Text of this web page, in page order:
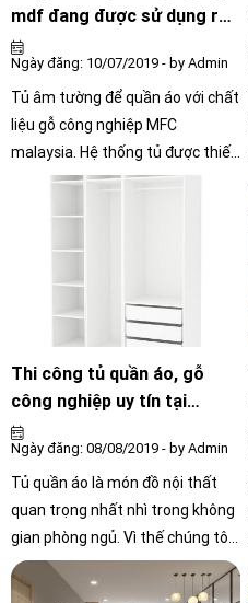
nhà mình thêm sang trọng và
bắt mắt.
mdf đang được sử dụng rất
phổ biết
Ngày đăng: 10/07/2019 - by Admin
Tủ âm tường để quần áo với chất
liệu gỗ công nghiệp MFC
malaysia. Hệ thống tủ được thiết
kế và thi công bởi (NỘI THẤT
Thi công tủ quần áo, gỗ
công nghiệp uy tín tại
tphcm
Ngày đăng: 08/08/2019 - by Admin
Tủ quần áo là món đồ nội thất
quan trọng nhất nhì trong không
gian phòng ngủ. Vì thế chúng tôi
luôn thiết kế và cập nhật những
mẫu tủ quần áo đẹp nhất và hợp